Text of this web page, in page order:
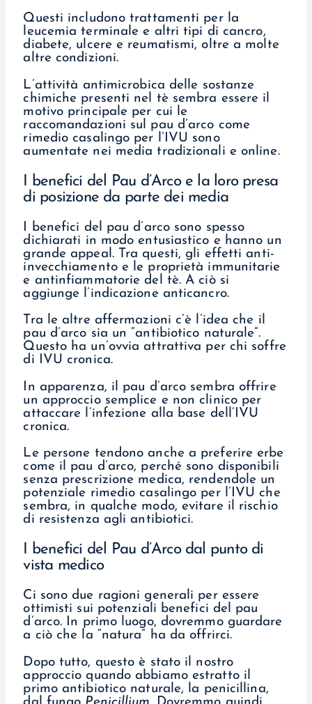
Questi includono trattamenti per la
leucemia terminale e altri tipi di cancro,
diabete, ulcere e reumatismi, oltre a molte
altre condizioni.
L’attività antimicrobica delle sostanze
chimiche presenti nel tè sembra essere il
motivo principale per cui le
raccomandazioni sul pau d’arco come
rimedio casalingo per l’IVU sono
aumentate nei media tradizionali e online.
I benefici del Pau d’Arco e la loro presa
di posizione da parte dei media
I benefici del pau d’arco sono spesso
dichiarati in modo entusiastico e hanno un
grande appeal. Tra questi, gli effetti anti-
invecchiamento e le proprietà immunitarie
e antinfiammatorie del tè. A ciò si
aggiunge l’indicazione anticancro.
Tra le altre affermazioni c’è l’idea che il
pau d’arco sia un “antibiotico naturale”.
Questo ha un’ovvia attrattiva per chi soffre
di IVU cronica.
In apparenza, il pau d’arco sembra offrire
un approccio semplice e non clinico per
attaccare l’infezione alla base dell’IVU
cronica.
Le persone tendono anche a preferire erbe
come il pau d’arco, perché sono disponibili
senza prescrizione medica, rendendole un
potenziale rimedio casalingo per l’IVU che
sembra, in qualche modo, evitare il rischio
di resistenza agli antibiotici.
I benefici del Pau d’Arco dal punto di
vista medico
Ci sono due ragioni generali per essere
ottimisti sui potenziali benefici del pau
d’arco. In primo luogo, dovremmo guardare
a ciò che la “natura” ha da offrirci.
Dopo tutto, questo è stato il nostro
approccio quando abbiamo estratto il
primo antibiotico naturale, la penicillina,